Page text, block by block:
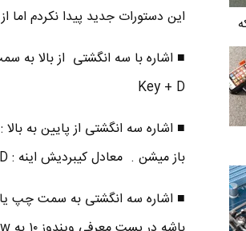
این دستورات جدید پیدا نکردم اما از جمله
Key + D
■ اشاره سه انگشتی از پایین به
باز میشن . معادل کیبردیش اینه : Windows Key + D